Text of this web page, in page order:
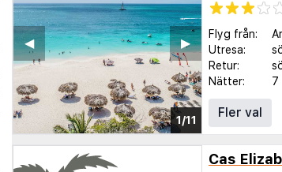
1/11
▶︎
◀︎
Flyg från:
Utresa:
Retur:
Nätter:
7
Fler val
Cas